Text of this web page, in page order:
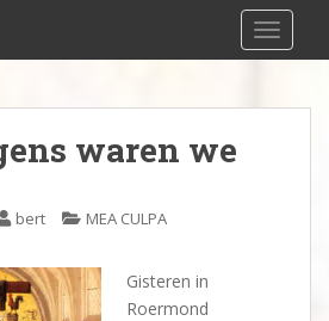
waren we
bert MEA CULPA
Gisteren in
Roermond